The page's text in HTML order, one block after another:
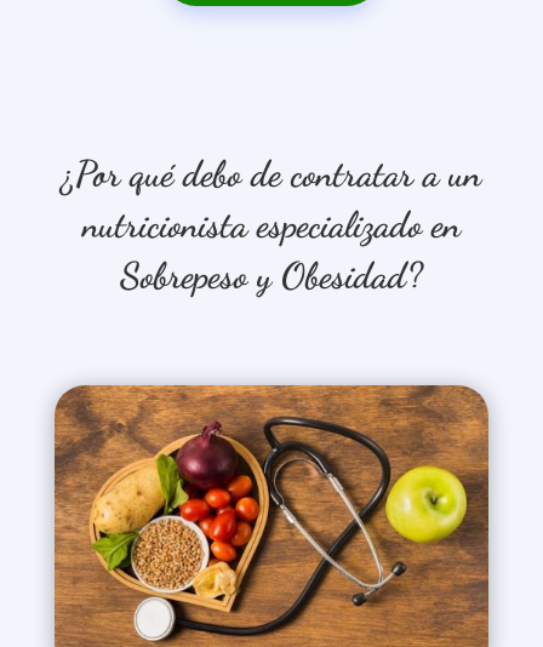
¿Por qué debo de contratar a un
nutricionista especializado en
Sobrepeso y Obesidad?